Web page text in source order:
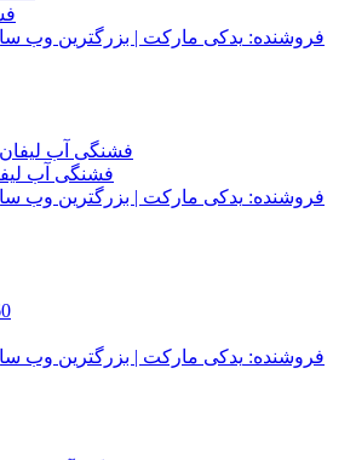
فروشنده: یدکی مارکت | بزرگترین وب
فشنگی آب لیفان 620 -
فروشنده: یدکی مارکت | بزرگترین وب
فروشنده: یدکی مارکت | بزرگترین وب